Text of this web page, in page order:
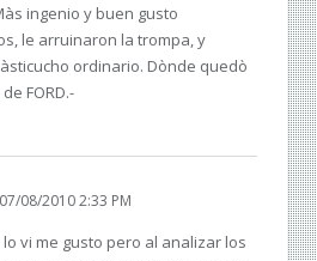
ingenio y buen gusto
le arruinaron la trompa, y
ordinario. Dònde quedò
FORD.-
07/08/2010 2:33 PM
vi me gusto pero al analizar los